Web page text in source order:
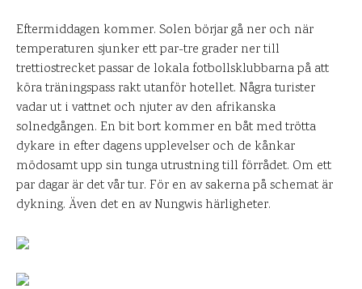
Eftermiddagen kommer. Solen börjar gå ner och när
temperaturen sjunker ett par-tre grader ner till
trettiostrecket passar de lokala fotbollsklubbarna på att
köra träningspass rakt utanför hotellet. Några turister
vadar ut i vattnet och njuter av den afrikanska
solnedgången. En bit bort kommer en båt med trötta
dykare in efter dagens upplevelser och de kånkar
mödosamt upp sin tunga utrustning till förrådet. Om ett
par dagar är det vår tur. För en av sakerna på schemat är
dykning. Även det en av Nungwis härligheter.